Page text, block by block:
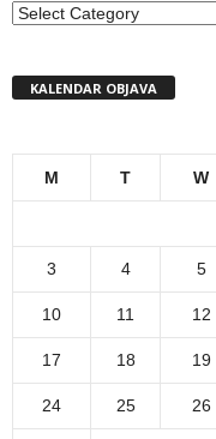
MENI
KALENDAR OBJAVA
M T W
3 4 5
10 11 12
17 18 19
24 25 26